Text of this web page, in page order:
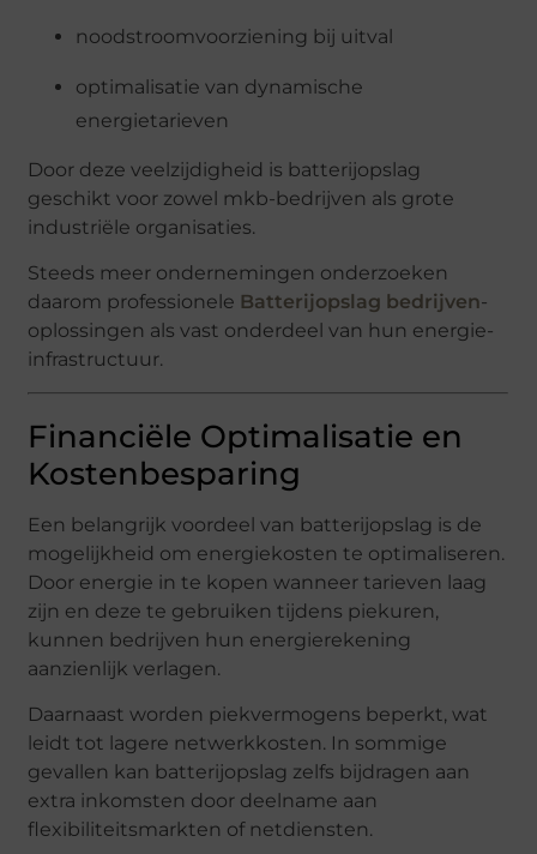
noodstroomvoorziening bij uitval
optimalisatie van dynamische
energietarieven
Door deze veelzijdigheid is batterijopslag
geschikt voor zowel mkb-bedrijven als grote
industriële organisaties.
Steeds meer ondernemingen onderzoeken
daarom professionele Batterijopslag bedrijven-
oplossingen als vast onderdeel van hun energie-
infrastructuur.
Financiële Optimalisatie en
Kostenbesparing
Een belangrijk voordeel van batterijopslag is de
mogelijkheid om energiekosten te optimaliseren.
Door energie in te kopen wanneer tarieven laag
zijn en deze te gebruiken tijdens piekuren,
kunnen bedrijven hun energierekening
aanzienlijk verlagen.
Daarnaast worden piekvermogens beperkt, wat
leidt tot lagere netwerkkosten. In sommige
gevallen kan batterijopslag zelfs bijdragen aan
extra inkomsten door deelname aan
flexibiliteitsmarkten of netdiensten.